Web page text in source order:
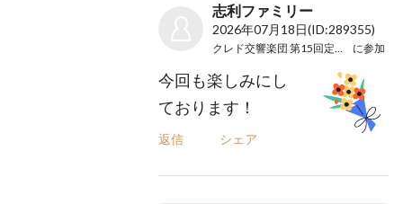
志利ファミリー
2026年07月18日(ID:289355)
に参加
今回も楽しみにし
ております！
返信 シェア